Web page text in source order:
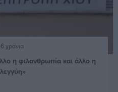
χρόνια
η φιλανθρωπία και άλλο η